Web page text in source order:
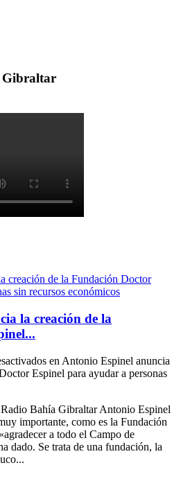
Gibraltar
la creación de la
en Antonio Espinel anuncia
Espinel para ayudar a personas
Bahía Gibraltar Antonio Espinel
importante, como es la Fundación
a todo el Campo de
dado. Se trata de una fundación, la